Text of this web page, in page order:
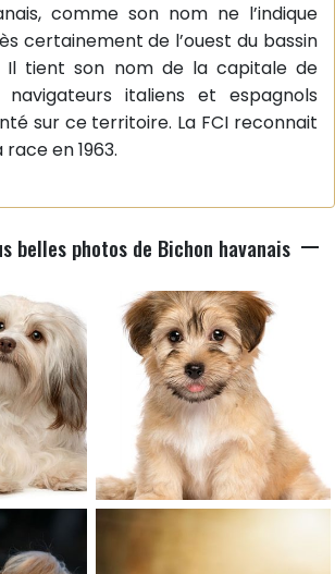
comme son nom ne l’indique
certainement de l’ouest du bassin
Il tient son nom de la capitale de
italiens et espagnols
sur ce territoire. La FCI reconnait
en 1963.
belles photos de Bichon havanais